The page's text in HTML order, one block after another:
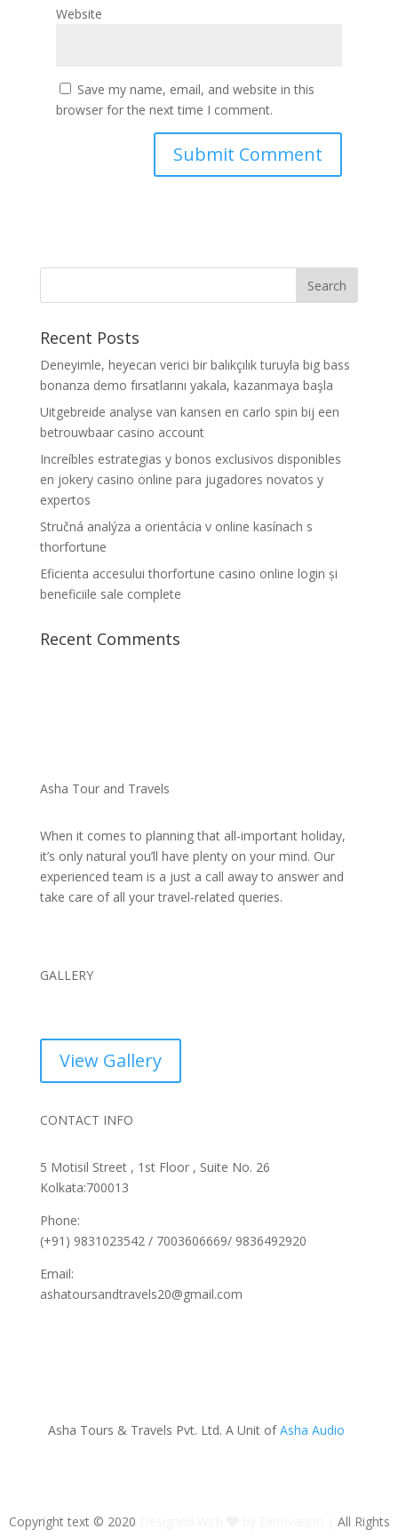
Website
Save my name, email, and website in this
browser for the next time I comment.
Recent Posts
Deneyimle, heyecan verici bir balıkçılık turuyla big bass
bonanza demo fırsatlarını yakala, kazanmaya başla
Uitgebreide analyse van kansen en carlo spin bij een
betrouwbaar casino account
Increíbles estrategias y bonos exclusivos disponibles
en jokery casino online para jugadores novatos y
expertos
Stručná analýza a orientácia v online kasínach s
thorfortune
Eficienta accesului thorfortune casino online login și
beneficiile sale complete
Recent Comments
Asha Tour and Travels
When it comes to planning that all-important holiday,
it’s only natural you’ll have plenty on your mind. Our
experienced team is a just a call away to answer and
take care of all your travel-related queries.
GALLERY
View Gallery
CONTACT INFO
5 Motisil Street , 1st Floor , Suite No. 26
Kolkata:700013
Phone:
(+91) 9831023542 / 7003606669/ 9836492920
Email:
ashatoursandtravels20@gmail.com
Asha Tours & Travels Pvt. Ltd. A Unit ofAsha Audio
Copyright text © 2020
All Rights